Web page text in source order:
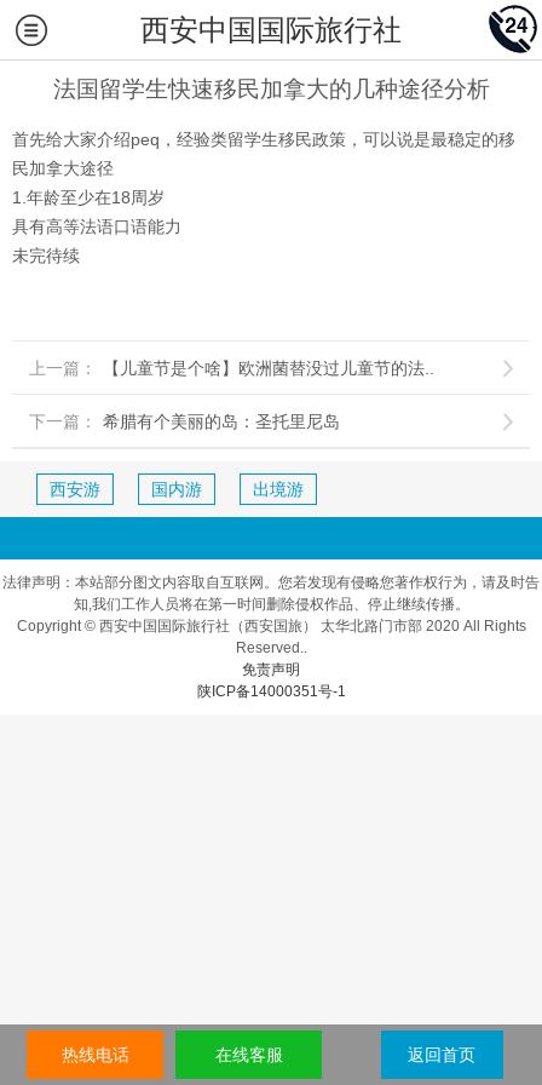
西安中国国际旅行社
法国留学生快速移民加拿大的几种途径分析
首先给大家介绍peq，经验类留学生移民政策，可以说是最稳定的移
民加拿大途径
1.年龄至少在18周岁
具有高等法语口语能力
未完待续
上一篇： 【儿童节是个啥】欧洲菌替没过儿童节的法.. 
下一篇： 希腊有个美丽的岛：圣托里尼岛 
西安游 国内游 出境游
法律声明：本站部分图文内容取自互联网。您若发现有侵略您著作权行为，请及时告
知,我们工作人员将在第一时间删除侵权作品、停止继续传播。
Copyright © 西安中国国际旅行社（西安国旅） 太华北路门市部 2020 All Rights
Reserved..
免责声明
陕ICP备14000351号-1
热线电话 在线客服 返回首页